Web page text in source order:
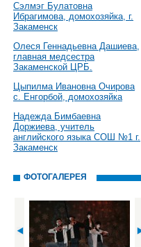
Сэлмэг Булатовна
Ибрагимова, домохозяйка, г.
Закаменск
Олеся Геннадьевна Дашиева,
главная медсестра
Закаменской ЦРБ.
Цыпилма Ивановна Очирова
с. Енгорбой, домохозяйка
Надежда Бимбаевна
Доржиева, учитель
английского языка СОШ №1 г.
Закаменск
ФОТОГАЛЕРЕЯ